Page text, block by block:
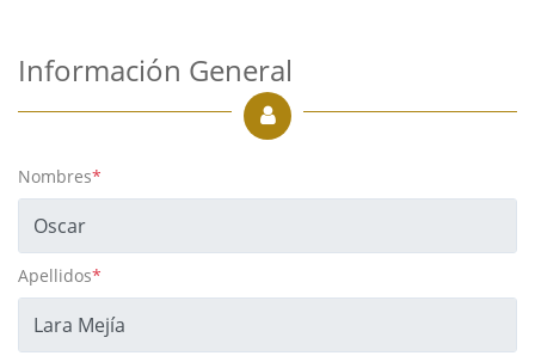
Información General
Nombres*
Apellidos*